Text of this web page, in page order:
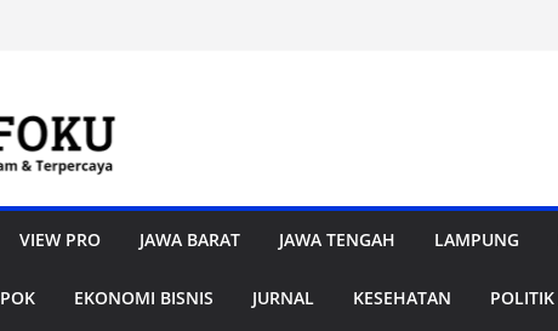
VIEW PRO JAWA BARAT JAWA TENGAH LAMPUNG
EKONOMI BISNIS JURNAL KESEHATAN POLITIK